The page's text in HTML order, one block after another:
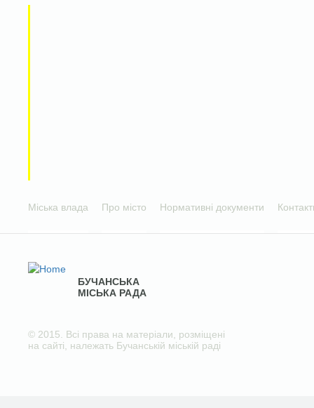
Міська влада Про місто Нормативні документи
БУЧАНСЬКА
МІСЬКА РАДА
© 2015. Всі права на матеріали, розміщені
на сайті, належать Бучанській міській раді